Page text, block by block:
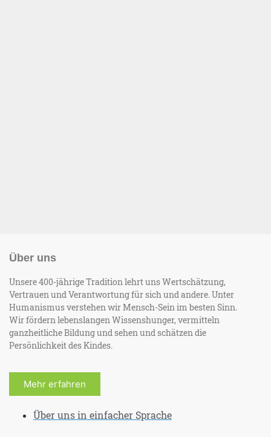
Über uns
Unsere 400-jährige Tradition lehrt uns Wertschätzung,
Vertrauen und Verantwortung für sich und andere. Unter
Humanismus verstehen wir Mensch-Sein im besten Sinn.
Wir fördern lebenslangen Wissenshunger, vermitteln
ganzheitliche Bildung und sehen und schätzen die
Persönlichkeit des Kindes.
Mehr erfahren
Über uns in einfacher Sprache